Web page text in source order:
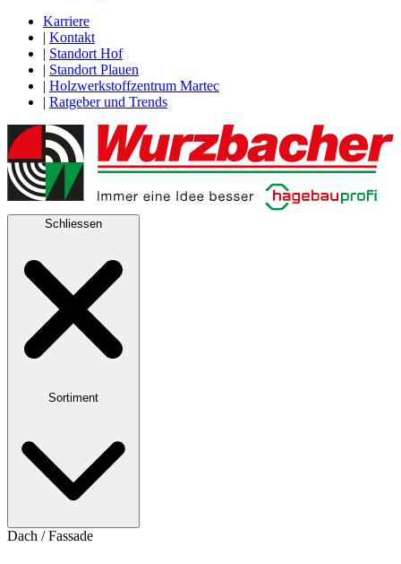
Karriere
| Kontakt
| Standort Hof
| Standort Plauen
| Holzwerkstoffzentrum Martec
| Ratgeber und Trends
Schliessen
Sortiment
Dach / Fassade